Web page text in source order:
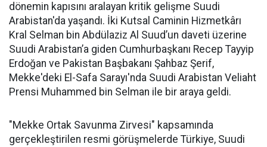
dönemin kapısını aralayan kritik gelişme Suudi
Arabistan'da yaşandı. İki Kutsal Caminin Hizmetkârı
Kral Selman bin Abdülaziz Al Suud’un daveti üzerine
Suudi Arabistan’a giden Cumhurbaşkanı Recep Tayyip
Erdoğan ve Pakistan Başbakanı Şahbaz Şerif,
Mekke'deki El-Safa Sarayı'nda Suudi Arabistan Veliaht
Prensi Muhammed bin Selman ile bir araya geldi.
"Mekke Ortak Savunma Zirvesi" kapsamında
gerçekleştirilen resmi görüşmelerde Türkiye, Suudi